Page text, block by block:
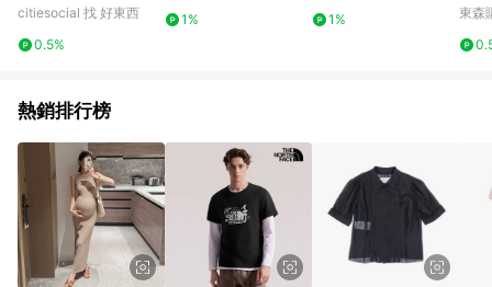
citiesocial 找 好東西
0.5%
1%
1%
袖T
東森
熱銷排行榜